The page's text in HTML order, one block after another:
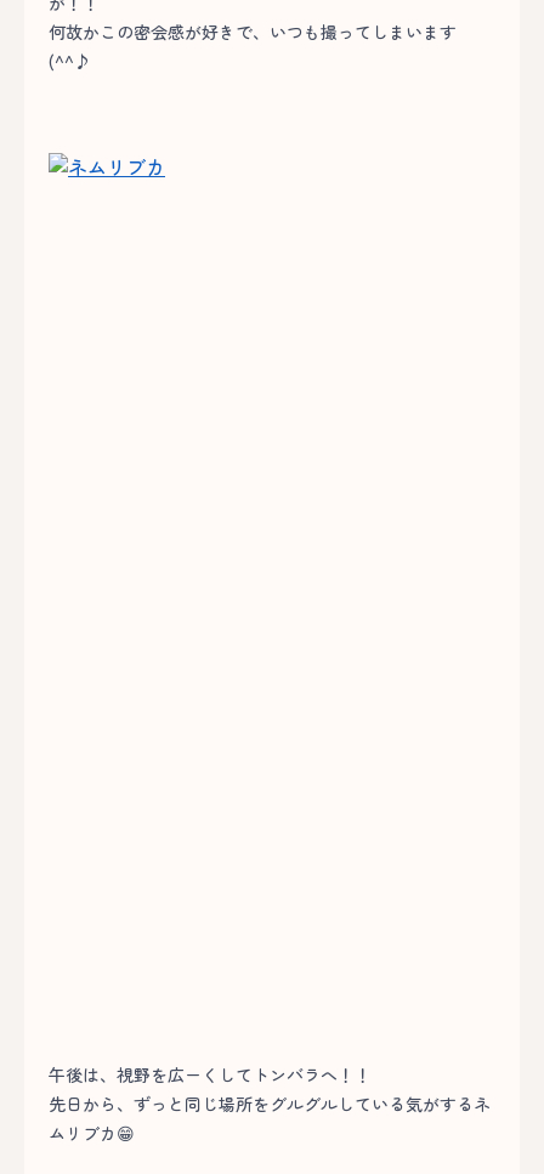
何故かこの密会感が好きで、いつも撮ってしまいます
(^^♪
午後は、視野を広ーくしてトンバラへ！！
先日から、ずっと同じ場所をグルグルしている気がするネ
ムリブカ😁